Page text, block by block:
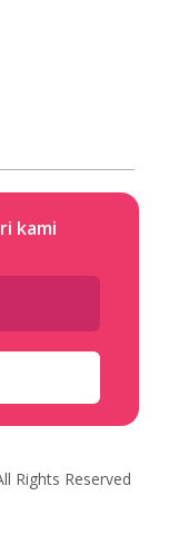
kami
Rights Reserved